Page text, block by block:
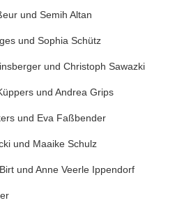
und Semih Altan
und Sophia Schütz
und Christoph Sawazki
und Andrea Grips
und Eva Faßbender
und Maaike Schulz
und Anne Veerle Ippendorf